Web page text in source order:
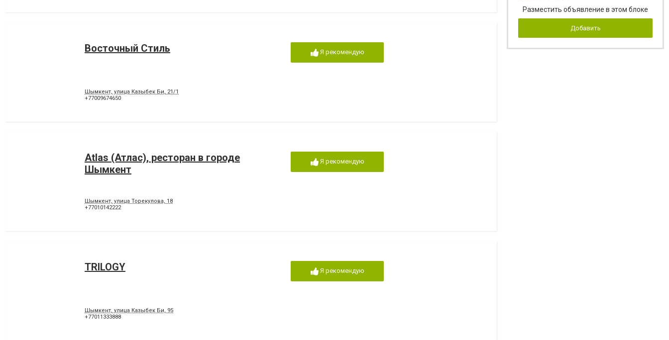
Восточный Стиль
Шымкент, улица Казыбек Би, 21/1
+77009674650
Я рекомендую
Atlas (Атлас), ресторан в городе
Шымкент
Шымкент, улица Торекулова, 18
+77010142222
Я рекомендую
TRILOGY
Шымкент, улица Казыбек Би, 95
+77011333888
Я рекомендую
Разместить объявление в этом блоке
Добавить